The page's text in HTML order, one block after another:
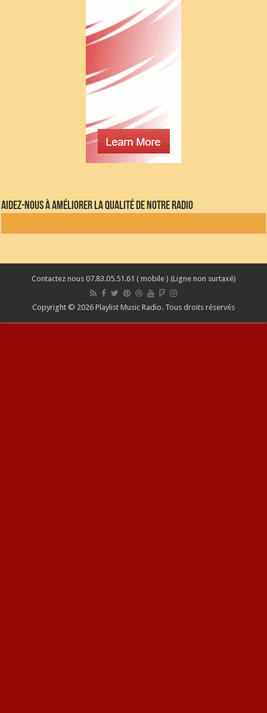
Aidez-nous à améliorer la qualité de notre radio
Contactez nous 07.83.05.51.61 ( mobile ) (Ligne non surtaxé)
Copyright © 2026 Playlist Music Radio. Tous droits réservés